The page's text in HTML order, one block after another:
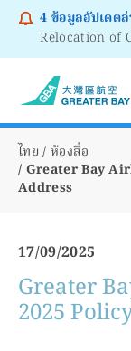
4 ข้อมูลอัปเดต
ไทย
ห้องสื่อ
Greater Bay
Address
17/09/2025
Greater
2025